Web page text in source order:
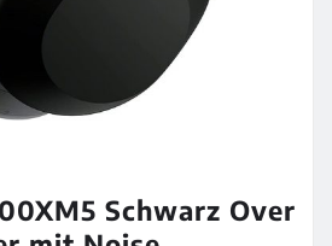
Schwarz Over